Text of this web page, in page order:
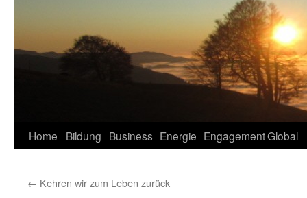
Home Bildung Business Energie EngagementGlobal
← Kehren wir zum Leben zurück